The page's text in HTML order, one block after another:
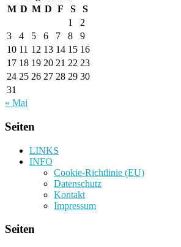
M D M D F S
S
1
2
3
4 5 6 7 8
9
10 11 12 13 14 15 16
17 18 19 20 21 22 23
24 25 26 27 28 29 30
31
« Mai
Seiten
LINKS
INFO
Cookie-Richtlinie (EU)
Datenschutz
Kontakt
Impressum
Seiten